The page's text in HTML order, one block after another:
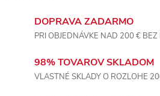
DOPRAVA ZADARMO
PRI OBJEDNÁVKE NAD 200 € BEZ
98% TOVAROV SKLADOM
VLASTNÉ SKLADY O ROZLOHE